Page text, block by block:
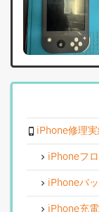
iPhone修理
iPhoneフ
iPhoneバ